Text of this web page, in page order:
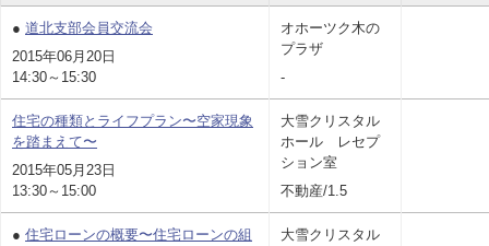
● 道北支部会員交流会
2015年06月20日
14:30～15:30
オホーツク木の
プラザ
-
住宅の種類とライフプラン〜空家現象
を踏まえて〜
2015年05月23日
13:30～15:00
大雪クリスタル
ホール レセプ
ション室
不動産/1.5
● 住宅ローンの概要〜住宅ローンの組
大雪クリスタル